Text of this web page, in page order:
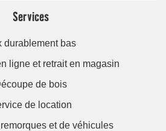
Services
durablement bas
ligne et retrait en magasin
de bois
de location
et de véhicules